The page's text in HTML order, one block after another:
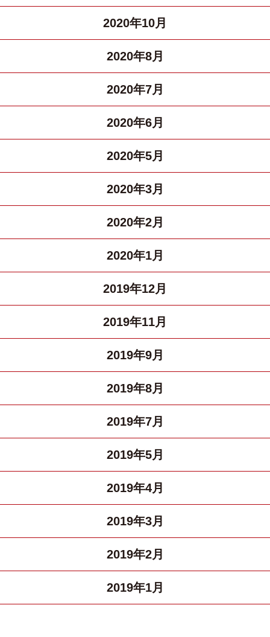
2020年10月
2020年8月
2020年7月
2020年6月
2020年5月
2020年3月
2020年2月
2020年1月
2019年12月
2019年11月
2019年9月
2019年8月
2019年7月
2019年5月
2019年4月
2019年3月
2019年2月
2019年1月